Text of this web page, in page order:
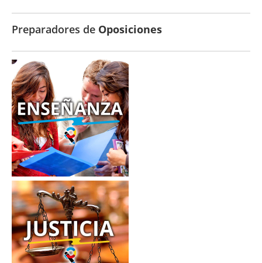
Preparadores de Oposiciones